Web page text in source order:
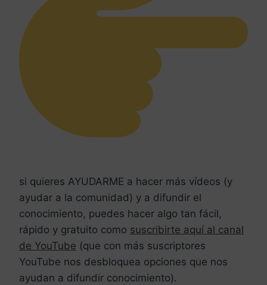
si quieres AYUDARME a hacer más vídeos (y
ayudar a la comunidad) y a difundir el
conocimiento, puedes hacer algo tan fácil,
rápido y gratuito como suscribirte aquí al canal
de YouTube (que con más suscriptores
YouTube nos desbloquea opciones que nos
ayudan a difundir conocimiento).